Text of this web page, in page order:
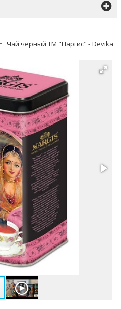
>
Чай чёрный ТМ "Наргис" - Devika